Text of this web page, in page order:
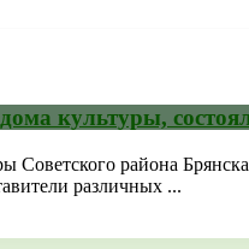
культуры,
Советского района
различных ...